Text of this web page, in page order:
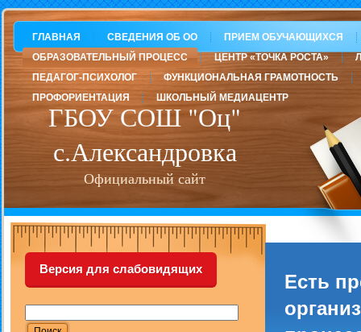
ГБОУ СОШ "Оц"
с.Александровка
Официальный сайт
ГЛАВНАЯ СВЕДЕНИЯ ОБ ОО
ПРИЕМ ОБУЧАЮЩИХСЯ
ОБРАЗОВАТЕЛЬНЫЙ ПРОЦЕСС
ЦЕНТР «ТОЧКА РОСТА»
ПЕДАГОГ-ПСИХОЛОГ
ФУНКЦИОНАЛЬНАЯ ГРАМОТНОСТЬ
ПРОФОРИЕНТАЦИЯ
ШКОЛЬНЫЙ МЕДИАЦЕНТР
Версия для слабовидящих
Есть